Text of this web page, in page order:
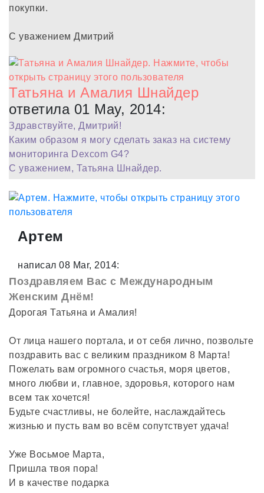
покупки.
С уважением Дмитрий
Татьяна и Амалия Шнайдер
ответила 01 May, 2014:
Здравствуйте, Дмитрий!
Каким образом я могу сделать заказ на систему
мониторинга Dexcom G4?
С уважением, Татьяна Шнайдер.
Артем
написал 08 Mar, 2014:
Поздравляем Вас с Международным
Женским Днём!
Дорогая Татьяна и Амалия!
От лица нашего портала, и от себя лично, позвольте
поздравить вас с великим праздником 8 Марта!
Пожелать вам огромного счастья, моря цветов,
много любви и, главное, здоровья, которого нам
всем так хочется!
Будьте счастливы, не болейте, наслаждайтесь
жизнью и пусть вам во всём сопутствует удача!
Уже Восьмое Марта,
Пришла твоя пора!
И в качестве подарка